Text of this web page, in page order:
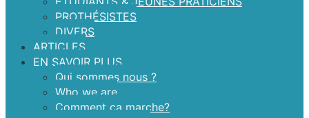
PROTHÉSISTES
DIVERS
ARTICLES
EN SAVOIR PLUS
Qui sommes nous ?
Who we are
Comment ça marche?